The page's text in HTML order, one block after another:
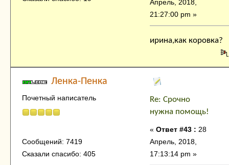
Апрель, 2018,
21:27:00 pm »
ирина,как коровка?
Ленка-Пенка
Почетный написатель
Сообщений: 7419
Сказали спасибо: 405
Re: Срочно
нужна помощь!
« Ответ #43 : 28
Апрель, 2018,
17:13:14 pm »